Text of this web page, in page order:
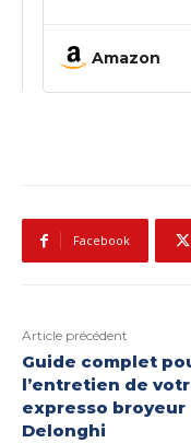
Amazon
Facebook
Article précédent
Guide complet
l’entretien de
expresso broyeur
Delonghi